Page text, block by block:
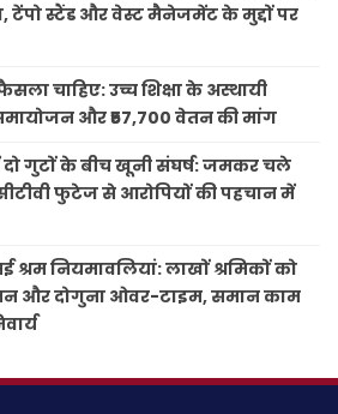
टेंपो स्टैंड और वेस्ट मैनेजमेंट के मुद्दों पर
चाहिए: उच्च शिक्षा के अस्थायी
और ₹57,700 वेतन की मांग
दो गुटों के बीच खूनी संघर्ष: जमकर चले
फुटेज से आरोपियों की पहचान में
श्रम नियमावलियां: लाखों श्रमिकों को
और दोगुना ओवर-टाइम, समान काम